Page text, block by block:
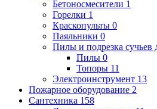
Бетоносмесители 1
Горелки 1
Краскопульты 0
Паяльники 0
Пилы и подрезка сучьев
Пилы 0
Топоры 11
Электроинструмент 13
Пожарное оборудование 2
Сантехника 158